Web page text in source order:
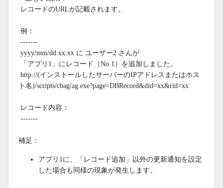
レコードのURLが記載されます。
例：
-------
yyyy/mm/dd xx:xx に ユーザー2 さんが
「アプリ1」にレコード（No.1）を追加しました。
http://(インストールしたサーバーのIPアドレスまたはホス
ト名)/scripts/cbag/ag.exe?page=DBRecord&did=xx&rid=xx
レコード内容：
-------
補足：
アプリ1に、「レコード追加」以外の更新通知を設定
した場合も同様の現象が発生します。